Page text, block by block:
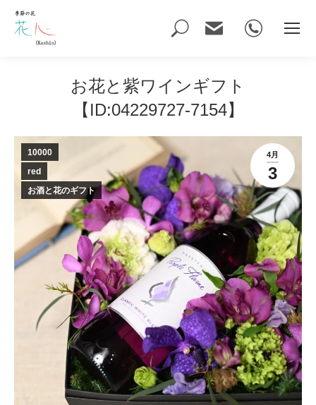
Search:
お花と紫ワインギフト
【ID:04229727-7154】
4月
3
10000
red
お酒と花のギフト